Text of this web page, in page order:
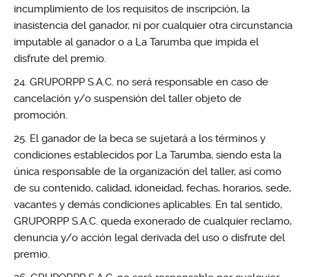
incumplimiento de los requisitos de inscripción, la
inasistencia del ganador, ni por cualquier otra circunstancia
imputable al ganador o a La Tarumba que impida el
disfrute del premio.
GRUPORPP S.A.C. no será responsable en caso de
cancelación y/o suspensión del taller objeto de
promoción.
El ganador de la beca se sujetará a los términos y
condiciones establecidos por La Tarumba, siendo esta la
única responsable de la organización del taller, así como
de su contenido, calidad, idoneidad, fechas, horarios, sede,
vacantes y demás condiciones aplicables. En tal sentido,
GRUPORPP S.A.C. queda exonerado de cualquier reclamo,
denuncia y/o acción legal derivada del uso o disfrute del
premio.